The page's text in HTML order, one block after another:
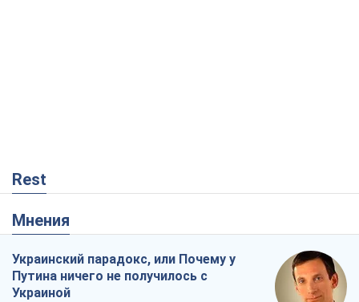
Rest
Мнения
Украинский парадокс, или Почему у
Путина ничего не получилось с
Украиной